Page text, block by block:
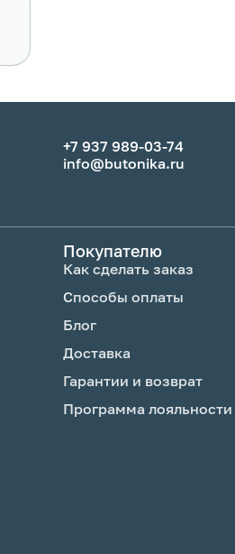
+7 937 989-03-74
info@butonika.ru
Покупателю
Как сделать заказ
Способы оплаты
Блог
Доставка
Гарантии и возврат
Программа лояльности